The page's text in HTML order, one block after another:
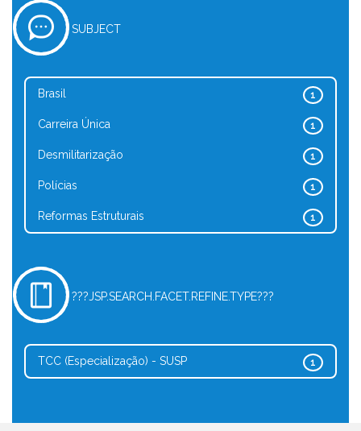
SUBJECT
1
Brasil
1
Carreira Única
1
Desmilitarização
1
Polícias
1
Reformas Estruturais
???JSP.SEARCH.FACET.REFINE.TYPE???
1
TCC (Especialização) - SUSP